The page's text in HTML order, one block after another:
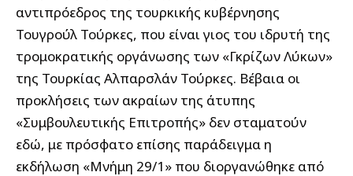
αντιπρόεδρος της τουρκικής κυβέρνησης
Τουγρούλ Τούρκες, που είναι γιος του ιδρυτή της
τρομοκρατικής οργάνωσης των «Γκρίζων Λύκων»
της Τουρκίας Αλπαρσλάν Τούρκες. Βέβαια οι
προκλήσεις των ακραίων της άτυπης
«Συμβουλευτικής Επιτροπής» δεν σταματούν
εδώ, με πρόσφατο επίσης παράδειγμα η
εκδήλωση «Μνήμη 29/1» που διοργανώθηκε από